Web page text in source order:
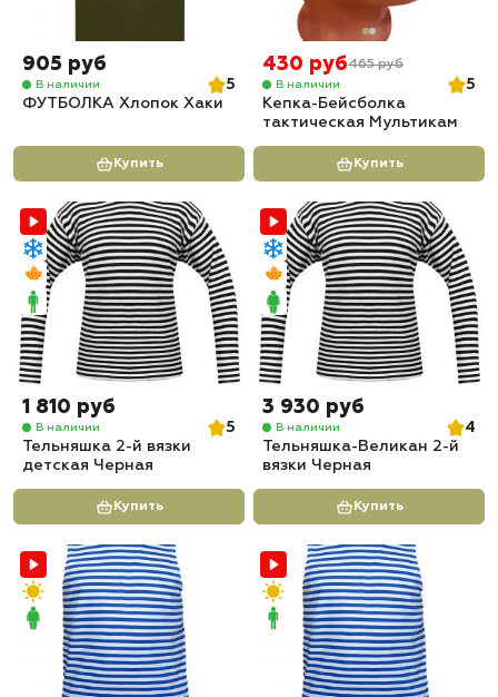
905 руб
В наличии
5
ФУТБОЛКА Хлопок Хаки
Купить
430 руб465 руб
В наличии
5
Кепка-Бейсболка
тактическая Мультикам
Купить
1 810 руб
В наличии
5
Тельняшка 2-й вязки
детская Черная
Купить
3 930 руб
В наличии
4
Тельняшка-Великан 2-й
вязки Черная
Купить